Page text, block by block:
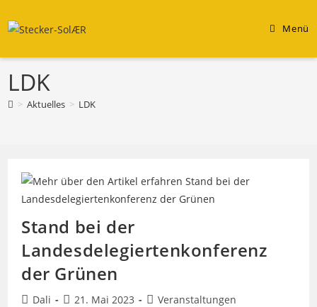
Inhalt
Menü
LDK
> Aktuelles > LDK
Stand bei der
Landesdelegiertenkonferenz
der Grünen
Beitrags-
Dali
Beitrag
21. Mai 2023
Beitrags-
Veranstaltungen